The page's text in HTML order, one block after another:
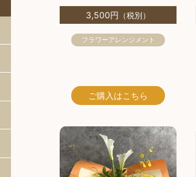
3,500円 （税別）
フラワーアレンジメント
ご購入 はこちら